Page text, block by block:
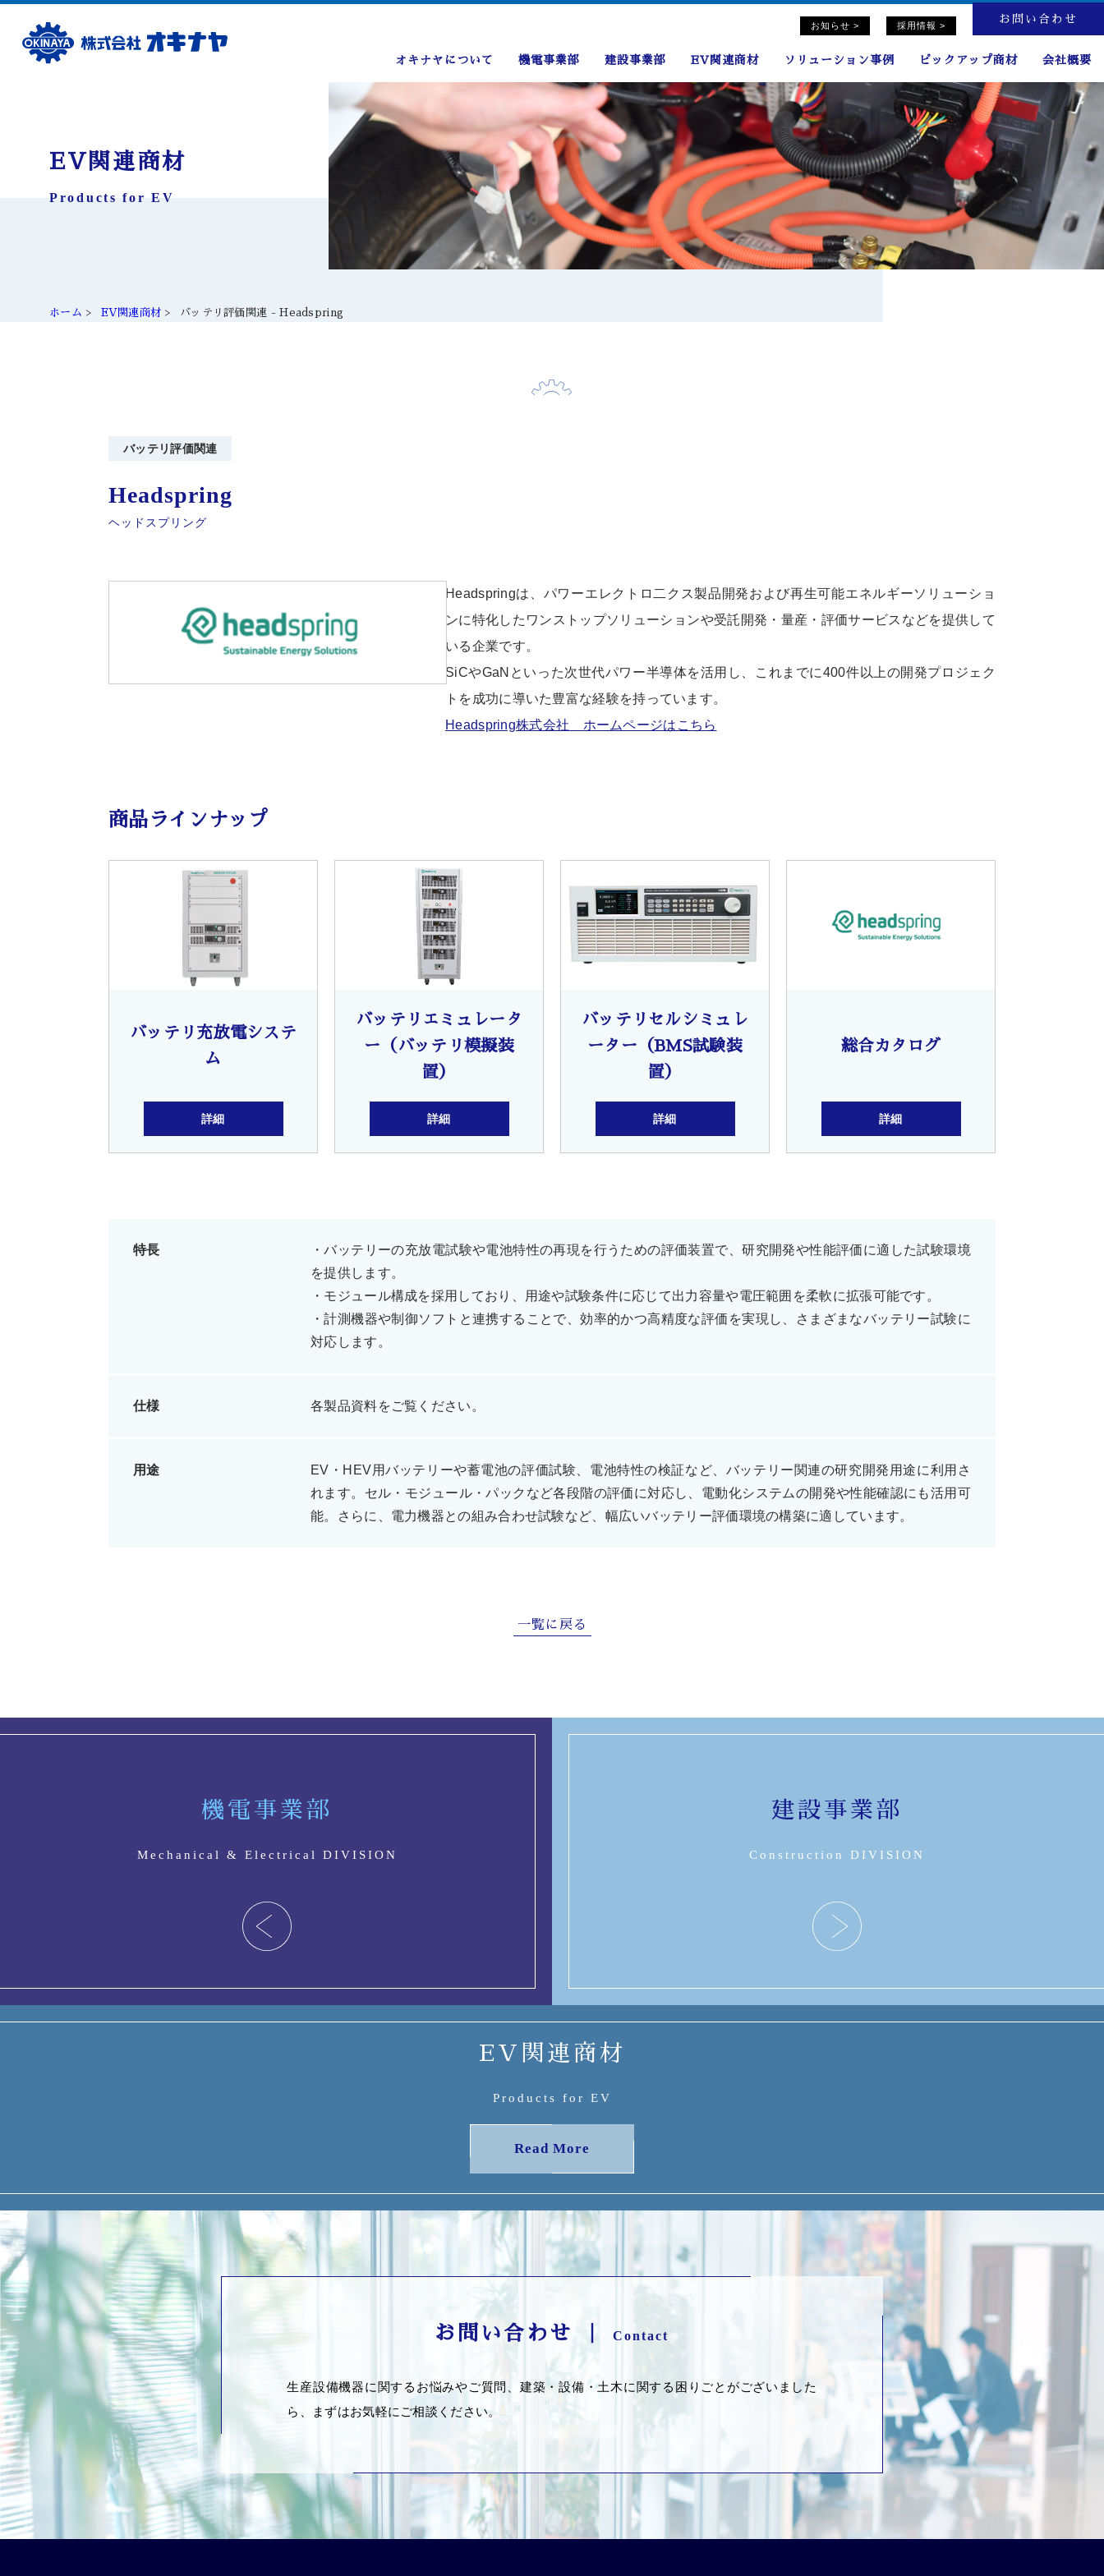
お知らせ > 採用情報 >
お問い合わせ
オキナヤについて 機電事業部 建設事業部 EV関連商材 ソリューション事例 ピックアップ商材 会社概要
EV関連商材
Products for EV
ホーム EV関連商材 バッテリ評価関連 - Headspring
バッテリ評価関連
Headspring
ヘッドスプリング
Headspringは、パワーエレクトロ二クス製品開発および再生可能エネルギーソリューショ
ンに特化したワンストップソリューションや受託開発・量産・評価サービスなどを提供して
いる企業です。
SiCやGaNといった次世代パワー半導体を活用し、これまでに400件以上の開発プロジェク
トを成功に導いた豊富な経験を持っています。
Headspring株式会社 ホームページはこちら
商品ラインナップ
バッテリ充放電システ
ム
詳細
バッテリエミュレータ
ー（バッテリ模擬装
置）
詳細
バッテリセルシミュレ
ーター（BMS試験装
置）
詳細
総合カタログ
詳細
特長
・バッテリーの充放電試験や電池特性の再現を行うための評価装置で、研究開発や性能評価に適した試験環境
を提供します。
・モジュール構成を採用しており、用途や試験条件に応じて出力容量や電圧範囲を柔軟に拡張可能です。
・計測機器や制御ソフトと連携することで、効率的かつ高精度な評価を実現し、さまざまなバッテリー試験に
対応します。
仕様 各製品資料をご覧ください。
用途
EV・HEV用バッテリーや蓄電池の評価試験、電池特性の検証など、バッテリー関連の研究開発用途に利用さ
れます。セル・モジュール・パックなど各段階の評価に対応し、電動化システムの開発や性能確認にも活用可
能。さらに、電力機器との組み合わせ試験など、幅広いバッテリー評価環境の構築に適しています。
一覧に戻る
機電事業部
Mechanical & Electrical DIVISION
建設事業部
Construction DIVISION
EV関連商材
Products for EV
Read More
お問い合わせ ｜ Contact
生産設備機器に関するお悩みやご質問、建築・設備・土木に関する困りごとがございました
ら、まずはお気軽にご相談ください。